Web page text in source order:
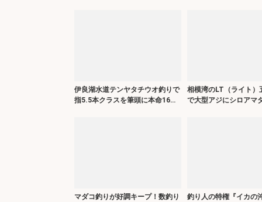
伊良湖水道テンヤタチウオ釣りで
指5.5本クラスを筆頭に本命16匹
相模湾のLT（ライト）
で大型アジにシロアマ
マダコ釣りが好調キープ！数釣り
釣り人の特権『イカの